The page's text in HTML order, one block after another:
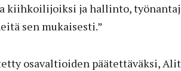
kiihkoilijoiksi ja hallinto,
sen mukaisesti.”
osavaltioiden päätettäväksi,